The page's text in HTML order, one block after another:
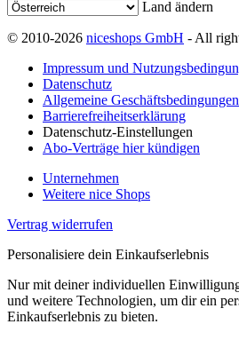
Land ändern
© 2010-2026 niceshops GmbH - All
Impressum und
Datenschutz
Allgemeine
Barrierefreiheitserklärung
Datenschutz-Einstellungen
Abo-Verträge hier kündigen
Unternehmen
Weitere nice Shops
Vertrag widerrufen
Personalisiere dein Einkaufserlebnis
Nur mit deiner individuellen
und weitere Technologien, um dir ein
Einkaufserlebnis zu bieten.